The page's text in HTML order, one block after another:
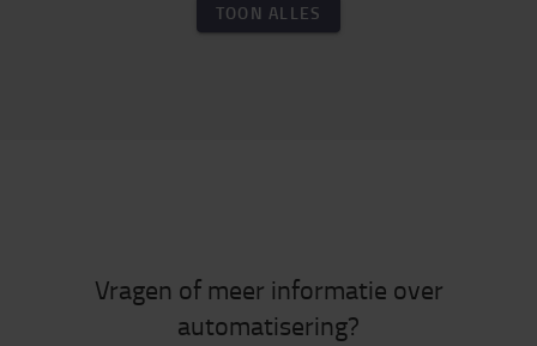
TOON ALLES
Vragen of meer informatie over
automatisering?